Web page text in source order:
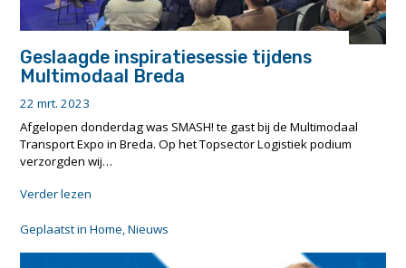
Geslaagde inspiratiesessie tijdens
Multimodaal Breda
22 mrt. 2023
Afgelopen donderdag was SMASH! te gast bij de Multimodaal
Transport Expo in Breda. Op het Topsector Logistiek podium
verzorgden wij…
Verder lezen
tijdens
Multimodaal
Breda"
Geplaatst inHome,Nieuws